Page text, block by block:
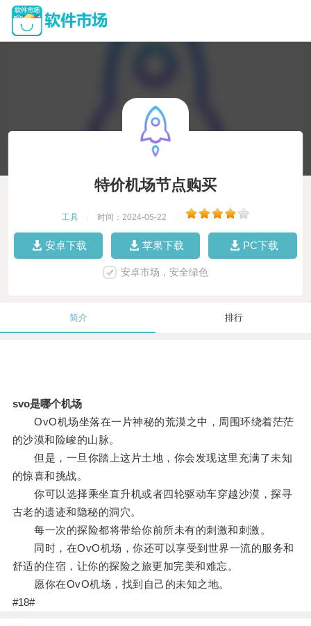
特价机场节点购买
工具 时间：2024-05-22
安卓下载 苹果下载 PC下载
安卓市场，安全绿色
简介 排行
svo是哪个机场
OvO机场坐落在一片神秘的荒漠之中，周围环绕着茫茫
的沙漠和险峻的山脉。
但是，一旦你踏上这片土地，你会发现这里充满了未知
的惊喜和挑战。
你可以选择乘坐直升机或者四轮驱动车穿越沙漠，探寻
古老的遗迹和隐秘的洞穴。
每一次的探险都将带给你前所未有的刺激和刺激。
同时，在OvO机场，你还可以享受到世界一流的服务和
舒适的住宿，让你的探险之旅更加完美和难忘。
愿你在OvO机场，找到自己的未知之地。
#18#